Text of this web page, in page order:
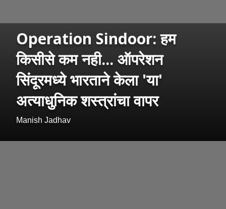
Operation Sindoor: हम
किसीसे कम नही... ऑपरेशन
सिंदूरमध्ये भारताने केला 'या'
अत्याधुनिक शस्त्रांचा वापर
Manish Jadhav